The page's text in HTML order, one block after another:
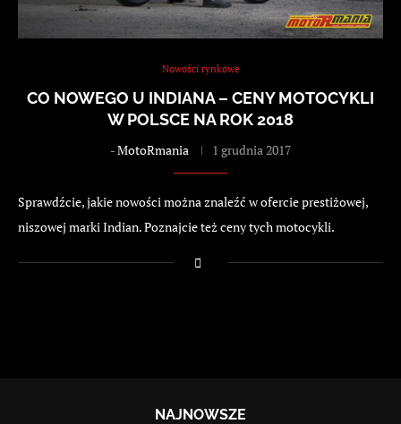
Nowości rynkowe
CO NOWEGO U INDIANA – CENY MOTOCYKLI
W POLSCE NA ROK 2018
-MotoRmania 1 grudnia 2017
Sprawdźcie, jakie nowości można znaleźć w ofercie prestiżowej,
niszowej marki Indian. Poznajcie też ceny tych motocykli.
NAJNOWSZE